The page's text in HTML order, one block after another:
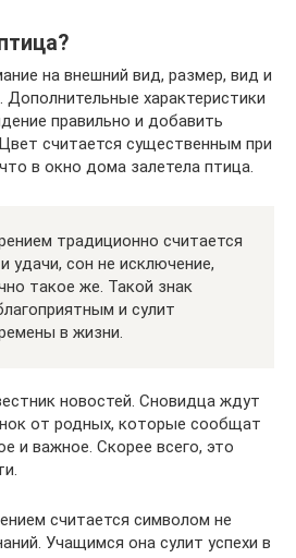
на внешний вид, размер, вид и
характеристики
правильно и добавить
считается существенным при
в окно дома залетела птица.
традиционно считается
удачи, сон не исключение,
такое же. Такой знак
и сулит
в жизни.
новостей. Сновидца ждут
от родных, которые сообщат
и важное. Скорее всего, это
считается символом не
Учащимся она сулит успехи в